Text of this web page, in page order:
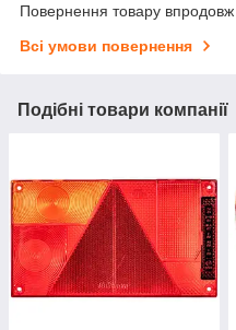
Повернення товару впродовж
Всі умови повернення
Подібні товари компанії